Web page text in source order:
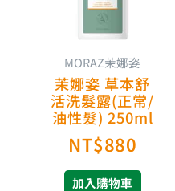
MORAZ茉娜姿
茉娜姿 草本舒
活洗髮露(正常/
油性髮) 250ml
NT$880
加入購物車